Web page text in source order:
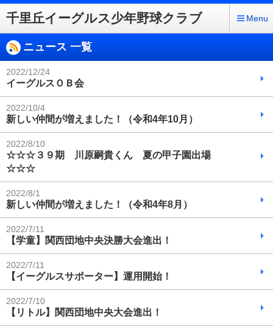
千里丘イーグルス少年野球クラブ Menu
ニュース 一覧
2022/12/24
イーグルスＯＢ会
2022/10/4
新しい仲間が増えました！（令和4年10月）
2022/8/10
☆☆☆３９期 川原嗣貴くん 夏の甲子園出場
☆☆☆
2022/8/1
新しい仲間が増えました！（令和4年8月）
2022/7/11
【学童】関西団地中央決勝大会進出！
2022/7/11
【イーグルスサポーター】運用開始！
2022/7/10
【リトル】関西団地中央大会進出！